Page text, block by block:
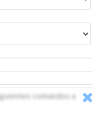
comandos a